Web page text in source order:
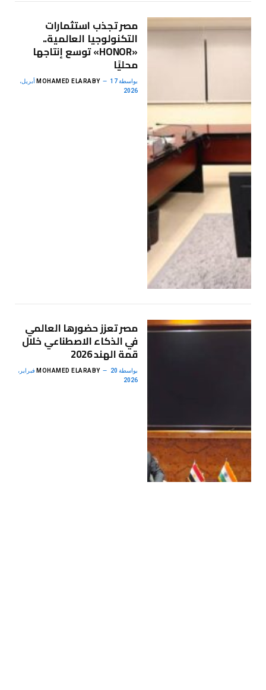
مصر تجذب استثمارات
التكنولوجيا العالمية..
«HONOR» توسع إنتاجها
محليًا
بواسطة MOHAMED ELARABY 17 أبريل،
2026
مصر تعزز حضورها العالمي
في الذكاء الاصطناعي خلال
قمة الهند 2026
بواسطة MOHAMED ELARABY 20 فبراير،
2026